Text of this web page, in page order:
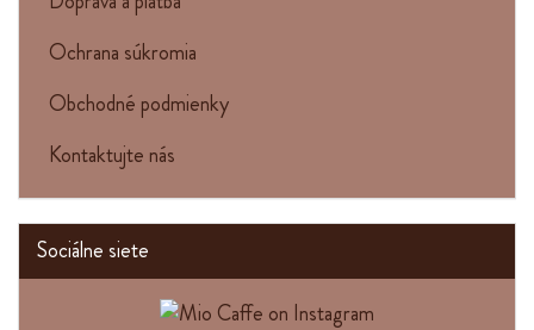
Ochrana súkromia
Obchodné podmienky
Kontaktujte nás
Sociálne siete